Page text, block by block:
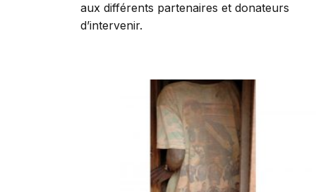
aux différents partenaires et donateurs
d’intervenir.